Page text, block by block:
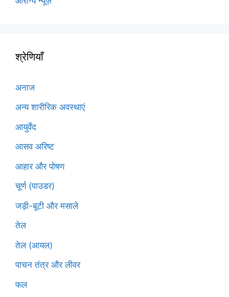
श्रेणियाँ
अनाज
अन्य शारीरिक अवस्थाएं
आयुर्वेद
आसव अरिष्ट
आहार और पोषण
चूर्ण (पाउडर)
जड़ी-बूटी और मसाले
तेल
तेल (आयल)
पाचन तंत्र और लीवर
फल